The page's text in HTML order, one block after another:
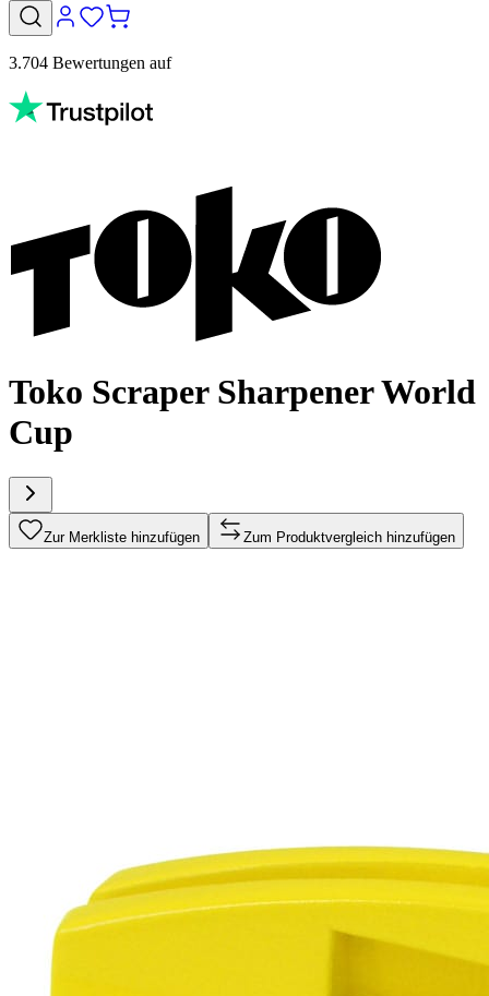
3.704 Bewertungen auf
Toko Scraper Sharpener World
Cup
Zur Merkliste hinzufügen Zum Produktvergleich hinzufügen